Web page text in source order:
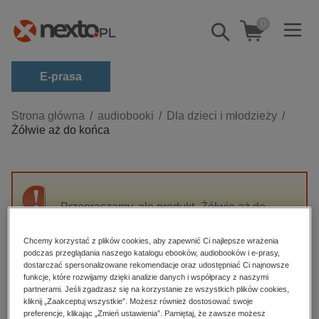
Pokaż/schowaj
wyszukiwarkę
0
E-prasa
Kategorie
Zobacz wszystkie E-prasa
budownictwo, aranżacja wnętrz
darmowe wydania
edukacja
hobby, sport, rozrywka
komputery, internet, technologie, informatyka
Strona główna audiobooki
Dla dzieci i młodzieży
Żółwie aż do końca
Przepraszamy, ale produkt „Żółwie aż do
High-contrast mode
Polecane
Chcemy korzystać z plików cookies, aby zapewnić Ci najlepsze wrażenia
podczas przeglądania naszego katalogu ebooków, audiobooków i e-prasy,
dostarczać spersonalizowane rekomendacje oraz udostępniać Ci najnowsze
funkcje, które rozwijamy dzięki analizie danych i współpracy z naszymi
partnerami. Jeśli zgadzasz się na korzystanie ze wszystkich plików cookies,
kliknij „Zaakceptuj wszystkie”. Możesz również dostosować swoje
preferencje, klikając „Zmień ustawienia”. Pamiętaj, że zawsze możesz